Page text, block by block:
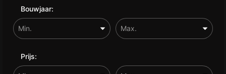
Bouwjaar:
Prijs: